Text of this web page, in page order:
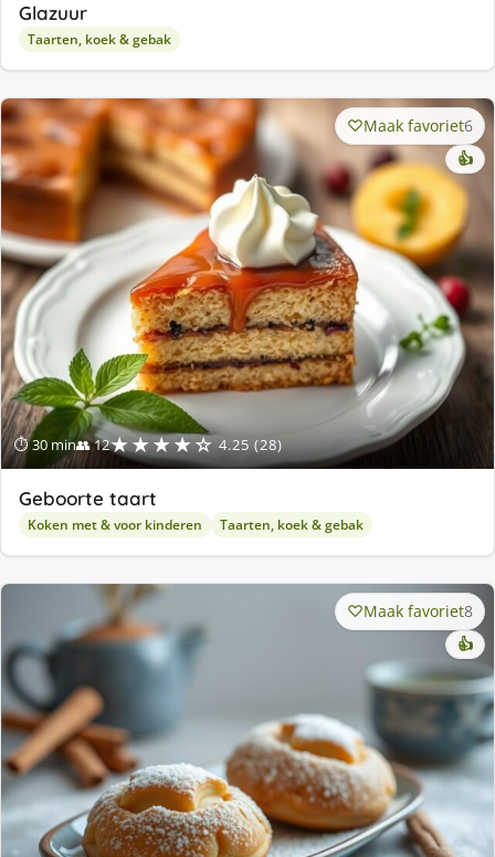
Glazuur
Taarten, koek & gebak
⏱ 30 min👥 12★★★★☆ 4.25 (28)
Maak favoriet6
👍
Geboorte taart
Koken met & voor kinderen Taarten, koek & gebak
Maak favoriet8
👍